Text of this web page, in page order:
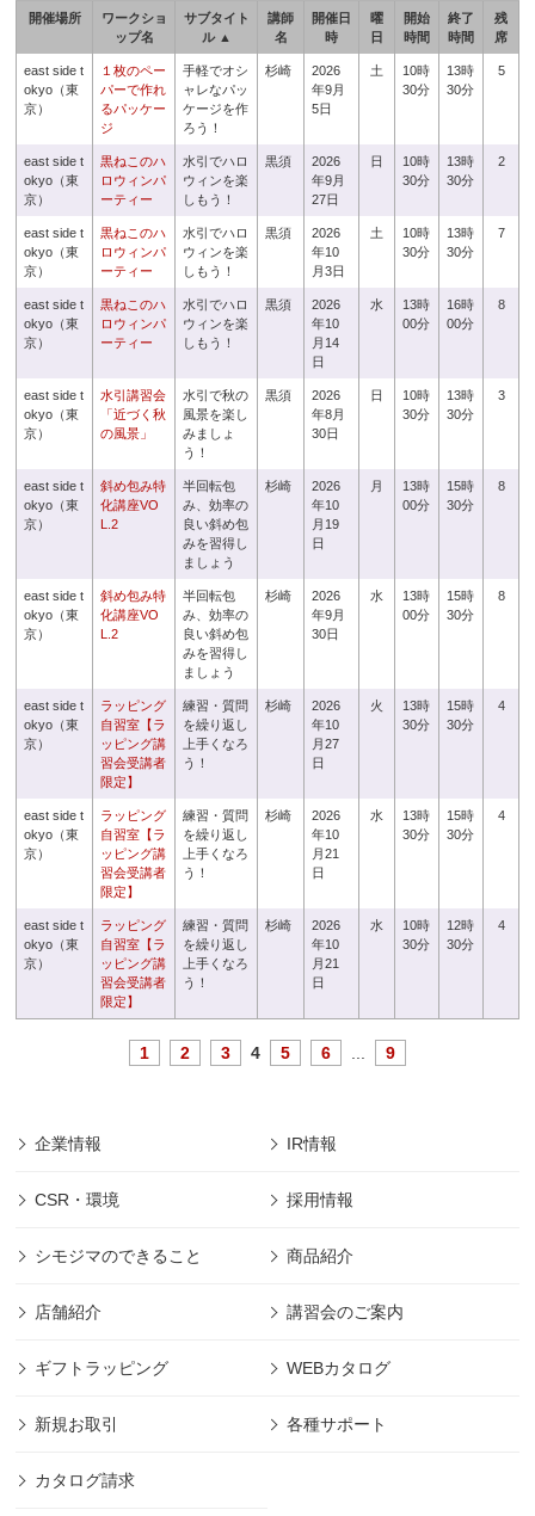
開催場所
ワークショ
ップ名
サブタイト
ル ▲
講師
名
開催日
時
曜
日
開始
時間
終了
時間
残
席
east side t
okyo（東
京）
１枚のペー
パーで作れ
るパッケー
ジ
手軽でオシ
ャレなパッ
ケージを作
ろう！
杉崎
2026
年9月
5日
土
10時
30分
13時
30分
5
east side t
okyo（東
京）
黒ねこのハ
ロウィンパ
ーティー
水引でハロ
ウィンを楽
しもう！
黒須
2026
年9月
27日
日
10時
30分
13時
30分
2
east side t
okyo（東
京）
黒ねこのハ
ロウィンパ
ーティー
水引でハロ
ウィンを楽
しもう！
黒須
2026
年10
月3日
土
10時
30分
13時
30分
7
east side t
okyo（東
京）
黒ねこのハ
ロウィンパ
ーティー
水引でハロ
ウィンを楽
しもう！
黒須
2026
年10
月14
日
水
13時
00分
16時
00分
8
east side t
okyo（東
京）
水引講習会
「近づく秋
の風景」
水引で秋の
風景を楽し
みましょ
う！
黒須
2026
年8月
30日
日
10時
30分
13時
30分
3
east side t
okyo（東
京）
斜め包み特
化講座VO
L.2
半回転包
み、効率の
良い斜め包
みを習得し
ましょう
杉崎
2026
年10
月19
日
月
13時
00分
15時
30分
8
east side t
okyo（東
京）
斜め包み特
化講座VO
L.2
半回転包
み、効率の
良い斜め包
みを習得し
ましょう
杉崎
2026
年9月
30日
水
13時
00分
15時
30分
8
east side t
okyo（東
京）
ラッピング
自習室【ラ
ッピング講
習会受講者
限定】
練習・質問
を繰り返し
上手くなろ
う！
杉崎
2026
年10
月27
日
火
13時
30分
15時
30分
4
east side t
okyo（東
京）
ラッピング
自習室【ラ
ッピング講
習会受講者
限定】
練習・質問
を繰り返し
上手くなろ
う！
杉崎
2026
年10
月21
日
水
13時
30分
15時
30分
4
east side t
okyo（東
京）
ラッピング
自習室【ラ
ッピング講
習会受講者
限定】
練習・質問
を繰り返し
上手くなろ
う！
杉崎
2026
年10
月21
日
水
10時
30分
12時
30分
4
1 2 3 4 5 6 9
企業情報 IR情報
CSR・環境 採用情報
シモジマのできること 商品紹介
店舗紹介 講習会のご案内
ギフトラッピング WEBカタログ
新規お取引 各種サポート
カタログ請求